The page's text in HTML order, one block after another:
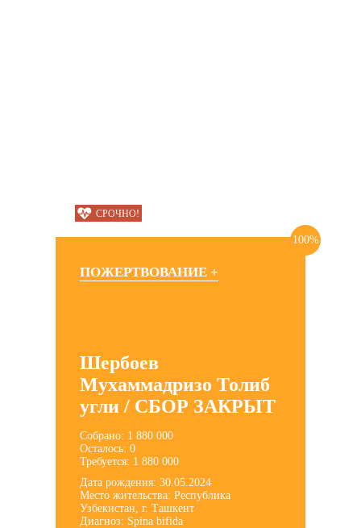
СРОЧНО!
100%
ПОЖЕРТВОВАНИЕ +
Шербоев
Мухаммадризо Толиб
угли / СБОР ЗАКРЫТ
Собрано: 1 880 000
Осталось: 0
Требуется: 1 880 000
Дата рождения: 30.05.2024
Место жительства: Республика
Узбекистан, г. Ташкент
Диагноз: Spina bifida